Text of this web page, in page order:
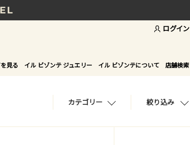
で送料無料
ギフトガイド
ログイン
見る イル ビゾンテ ジュエリー イル ビゾンテについて 店舗検索
カテゴリー 絞り込み